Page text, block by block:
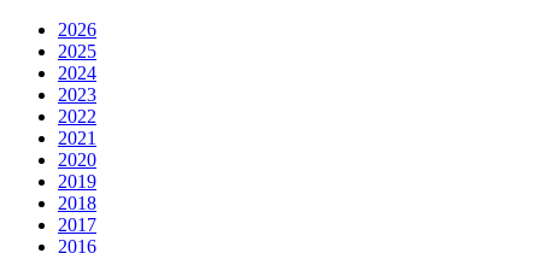
2026
2025
2024
2023
2022
2021
2020
2019
2018
2017
2016